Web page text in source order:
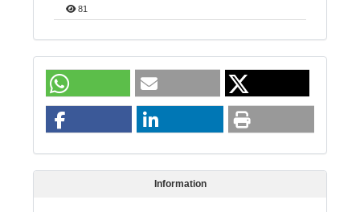
81
Information